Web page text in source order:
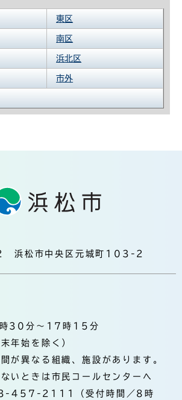
東区
南区
浜北区
市外
松市中央区元城町103-2
30分～17時15分
年始を除く）
が異なる組織、施設があります。
いときは市民コールセンターへ
457-2111（受付時間／8時